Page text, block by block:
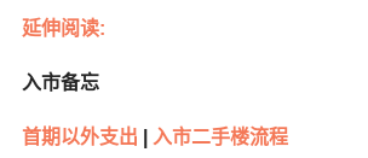
延伸阅读:
入市备忘
首期以外支出 入市二手楼流程